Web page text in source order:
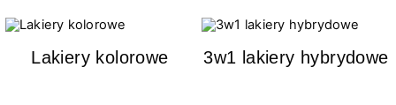
Lakiery kolorowe 3w1 lakiery hybrydowe